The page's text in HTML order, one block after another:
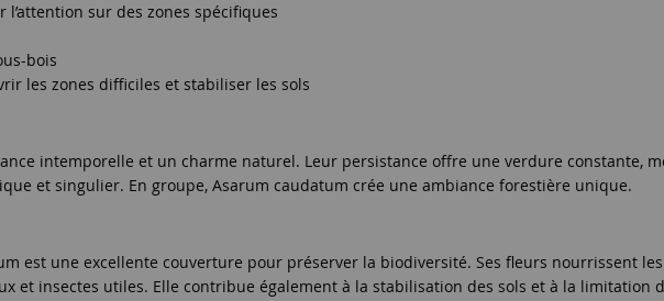
sur des zones spécifiques
bois
les zones difficiles et stabiliser les sols
intemporelle et un charme naturel. Leur persistance offre une verdure constante,
et singulier. En groupe, Asarum caudatum crée une ambiance forestière unique.
est une excellente couverture pour préserver la biodiversité. Ses fleurs nourrissent
et insectes utiles. Elle contribue également à la stabilisation des sols et à la limitation